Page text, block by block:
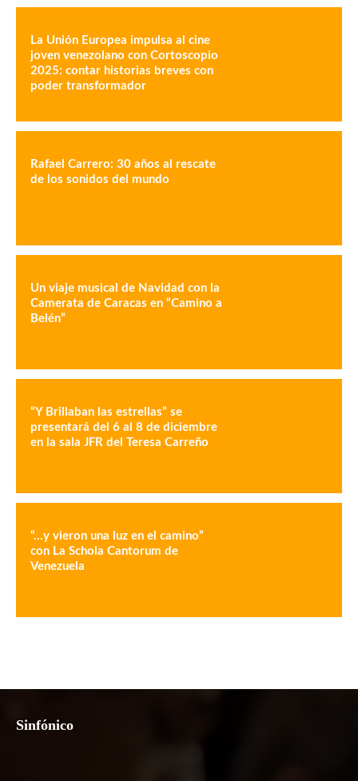
La Unión Europea impulsa al cine
joven venezolano con Cortoscopio
2025: contar historias breves con
poder transformador
Rafael Carrero: 30 años al rescate
de los sonidos del mundo
Un viaje musical de Navidad con la
Camerata de Caracas en “Camino a
Belén”
“Y Brillaban las estrellas” se
presentará del 6 al 8 de diciembre
en la sala JFR del Teresa Carreño
“…y vieron una luz en el camino”
con La Schola Cantorum de
Venezuela
Sinfónico